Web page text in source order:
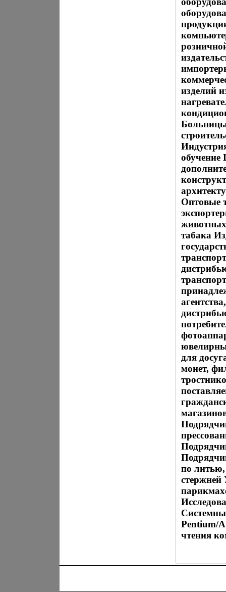
изделий
Оптовые
табака
для
монет,
по литью,
Pentium/
чтения